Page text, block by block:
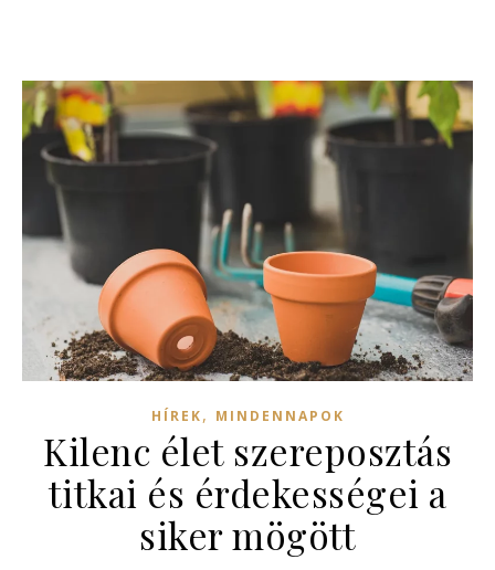
HÍREK, MINDENNAPOK
Kilenc élet szereposztás
titkai és érdekességei a
siker mögött